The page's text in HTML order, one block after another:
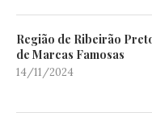
Região de Ribeirão
de Marcas Famosas
14/11/2024